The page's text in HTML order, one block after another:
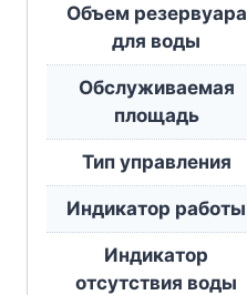
Объем резервуара
для воды
Обслуживаемая
площадь
Тип управления
Индикатор работы
Индикатор
отсутствия воды